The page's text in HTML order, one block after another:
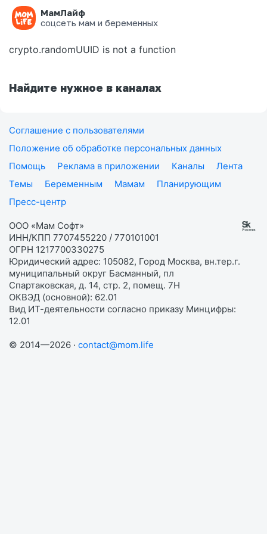
МамЛайф
соцсеть мам и беременных
Ошибка на странице
crypto.randomUUID is not a function
Найдите нужное в каналах
Соглашение с пользователями
Положение об обработке персональных данных
Помощь
Реклама в приложении Каналы
Лента
Темы
Беременным Мамам
Планирующим
Пресс-центр
ООО «Мам Софт»
ИНН/КПП 7707455220 / 770101001
ОГРН 1217700330275
Юридический адрес: 105082, Город Москва, вн.тер.г.
муниципальный округ Басманный, пл
Спартаковская, д. 14, стр. 2, помещ. 7Н
ОКВЭД (основной): 62.01
Вид ИТ-деятельности согласно приказу Минцифры:
12.01
© 2014—2026 · contact@mom.life